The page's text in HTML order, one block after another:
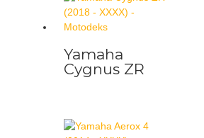
Yamaha
Cygnus ZR